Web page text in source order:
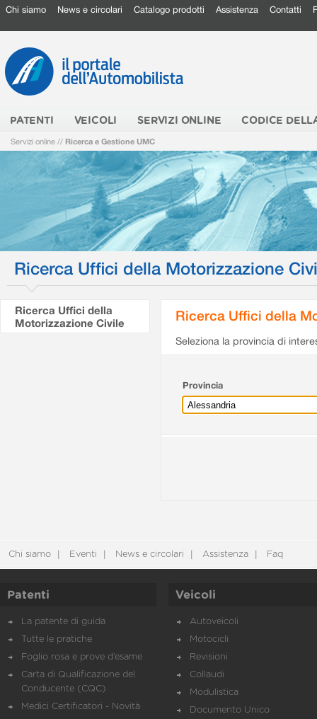
Chi siamo News e circolari Catalogo prodotti Assistenza Contatti
PATENTI VEICOLI SERVIZI ONLINE CODICE
Servizi online // Ricerca e Gestione UMC
Ricerca Uffici della Motorizzazione
Ricerca Uffici della
Motorizzazione Civile
Ricerca Uffici della
Seleziona la provincia di
Provincia
Chi siamo Eventi News e circolari Assistenza Faq
Patenti
La patente di guida
Tutte le pratiche
Foglio rosa e prove d’esame
Carta di Qualificazione del
Conducente (CQC)
Medici Certificatori - Novità
Veicoli
Autoveicoli
Motocicli
Revisioni
Collaudi
Modulistica
Documento Unico